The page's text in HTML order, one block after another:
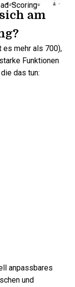
am
es mehr als 700),
Funktionen
das tun:
anpassbares
und